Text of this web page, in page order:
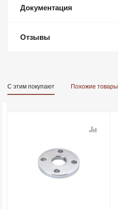
Документация
Отзывы
С этим покупают Похожие товары